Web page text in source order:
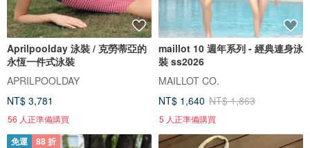
Aprilpoolday 泳裝 / 克勞蒂亞的
永恆一件式泳裝
APRILPOOLDAY
NT$ 3,781
56 人正準備購買
maillot 10 週年系列 - 經典連身泳
裝 ss2026
MAILLOT CO.
NT$ 1,640 NT$ 1,863
5 人正準備購買
免運 88 折